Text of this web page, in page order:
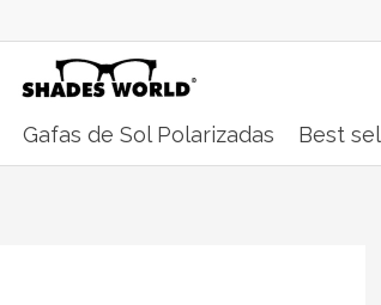
Gafas de Sol Polarizadas Best